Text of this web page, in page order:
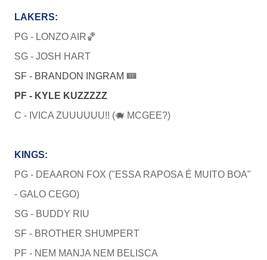
LAKERS:
PG - LONZO AIR🏀
SG - JOSH HART
SF - BRANDON INGRAM 🝚
PF - KYLE KUZZZZZ
C - IVICA ZUUUUUU!! (🐗 MCGEE?)
KINGS:
PG - DEAARON FOX ("ESSA RAPOSA É MUITO BOA"
- GALO CEGO)
SG - BUDDY RIU
SF - BROTHER SHUMPERT
PF - NEM MANJA NEM BELISCA